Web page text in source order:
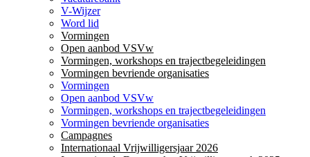
V-Wijzer
Word lid
Vormingen
Open aanbod VSVw
Vormingen, workshops en trajectbegeleidingen
Vormingen bevriende organisaties
Vormingen
Open aanbod VSVw
Vormingen, workshops en trajectbegeleidingen
Vormingen bevriende organisaties
Campagnes
Internationaal Vrijwilligersjaar 2026